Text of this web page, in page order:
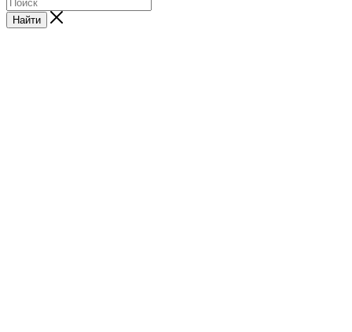
Найти